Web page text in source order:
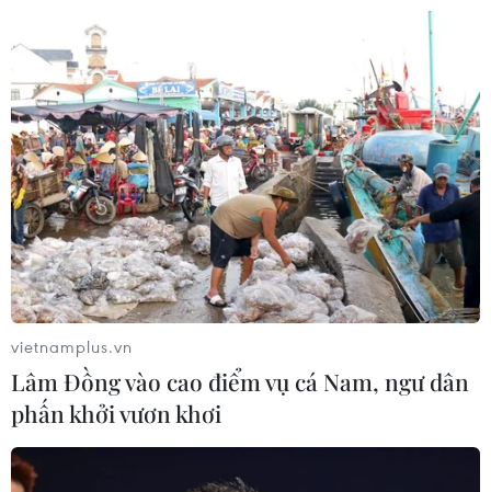
vietnamplus.vn
Lâm Đồng vào cao điểm vụ cá Nam, ngư dân
phấn khởi vươn khơi